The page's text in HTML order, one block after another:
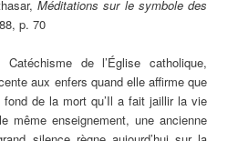
Méditations sur le symbole des
p. 70
de l’Église catholique,
aux enfers quand elle affirme que
de la mort qu’Il a fait jaillir la vie
même enseignement, une ancienne